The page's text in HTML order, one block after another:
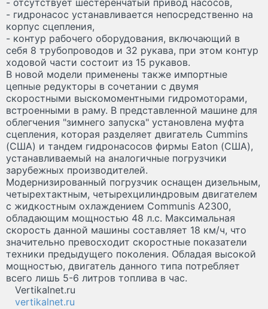
- отсутствует шестеренчатый привод насосов,
- гидронасос устанавливается непосредственно на
корпус сцепления,
- контур рабочего оборудования, включающий в
себя 8 трубопроводов и 32 рукава, при этом контур
ходовой части состоит из 15 рукавов.
В новой модели применены также импортные
цепные редукторы в сочетании с двумя
скоростными выскомоментными гидромоторами,
встроенными в раму. В представленной машине для
облегчения "зимнего запуска" установлена муфта
сцепления, которая разделяет двигатель Cummins
(США) и тандем гидронасосов фирмы Eaton (США),
устанавливаемый на аналогичные погрузчики
зарубежных производителей.
Модернизированный погрузчик оснащен дизельным,
четырехтактным, четырехцилиндровым двигателем
с жидкостным охлаждением Communis A2300,
обладающим мощностью 48 л.с. Максимальная
скорость данной машины составляет 18 км/ч, что
значительно превосходит скоростные показатели
техники предыдущего поколения. Обладая высокой
мощностью, двигатель данного типа потребляет
всего лишь 5-6 литров топлива в час.
Vertikalnet.ru
vertikalnet.ru